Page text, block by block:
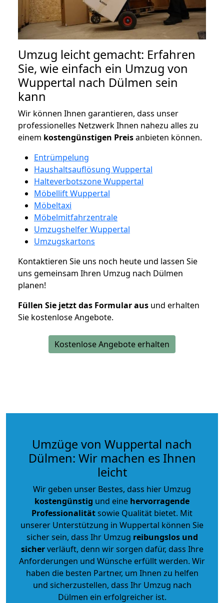
Umzug leicht gemacht: Erfahren
Sie, wie einfach ein Umzug von
Wuppertal nach Dülmen sein
kann
Wir können Ihnen garantieren, dass unser
professionelles Netzwerk Ihnen nahezu alles zu
einem kostengünstigen Preisanbieten können.
Entrümpelung
Haushaltsauflösung Wuppertal
Halteverbotszone Wuppertal
Möbellift Wuppertal
Möbeltaxi
Möbelmitfahrzentrale
Umzugshelfer Wuppertal
Umzugskartons
Kontaktieren Sie uns noch heute und lassen Sie
uns gemeinsam Ihren Umzug nach Dülmen
planen!
Füllen Sie jetzt das Formular aus und erhalten
Sie kostenlose Angebote.
Kostenlose Angebote erhalten
Umzüge von Wuppertal nach
Dülmen: Wir machen es Ihnen
leicht
Wir geben unser Bestes, dass hier Umzug
kostengünstig und eine hervorragende
Professionalitätsowie Qualität bietet. Mit
unserer Unterstützung in Wuppertal können Sie
sicher sein, dass Ihr Umzug reibungslos und
sicherverläuft, denn wir sorgen dafür, dass Ihre
Anforderungen und Wünsche erfüllt werden. Wir
haben die besten Partner, um Ihnen zu helfen
und sicherzustellen, dass Ihr Umzug nach
Dülmen ein erfolgreicher ist.